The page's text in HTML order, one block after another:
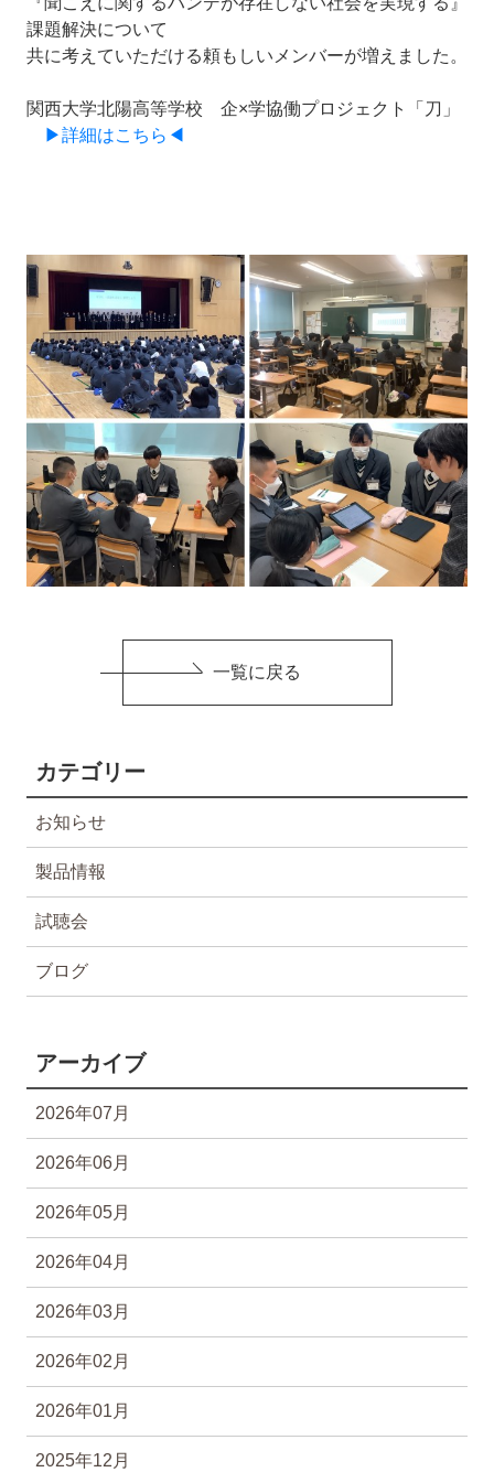
課題解決について
共に考えていただける頼もしいメンバーが増えました。
関西大学北陽高等学校 企×学協働プロジェクト「刀」
▶詳細はこちら◀
一覧に戻る
カテゴリー
お知らせ
製品情報
試聴会
ブログ
アーカイブ
2026年07月
2026年06月
2026年05月
2026年04月
2026年03月
2026年02月
2026年01月
2025年12月